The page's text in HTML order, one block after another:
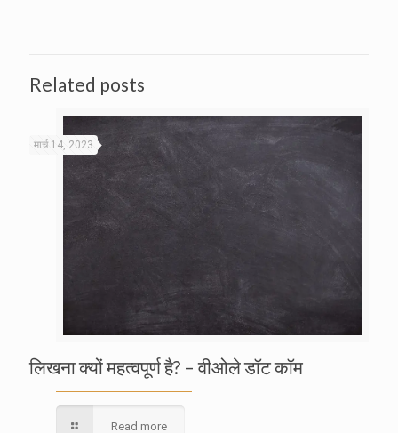
Related posts
मार्च 14, 2023
लिखना क्यों महत्वपूर्ण है? – वीओले डॉट कॉम
Read more